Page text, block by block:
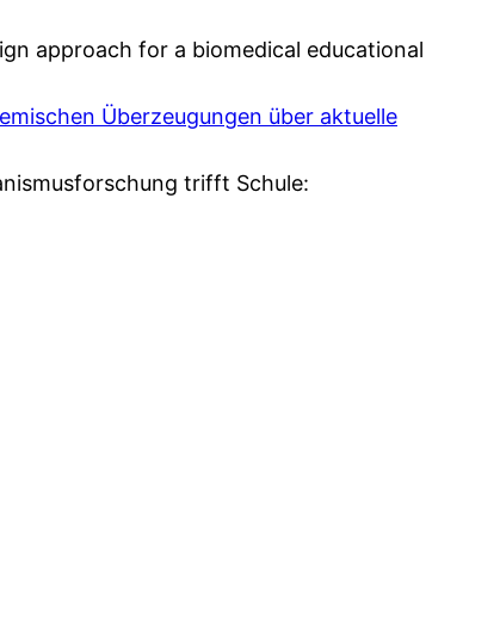
approach for a biomedical educational
Überzeugungen über aktuelle
trifft Schule: